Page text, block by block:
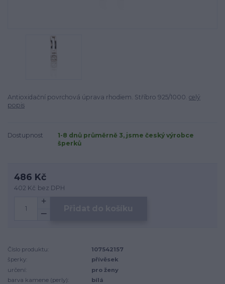
Antioxidační povrchová úprava rhodiem. Stříbro 925/1000. celý
popis
Dostupnost
1-8 dnů průměrně 3, jsme český výrobce
šperků
486 Kč
402 Kč bez DPH
Číslo produktu:
107542157
šperky:
přívěsek
určení:
pro ženy
barva kamene (perly):
bílá